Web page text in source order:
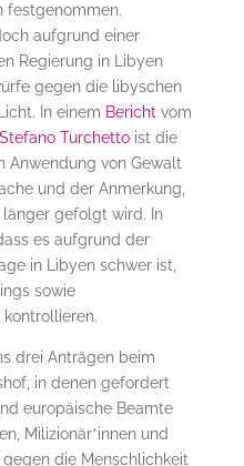
festgenommen.
aufgrund einer
Regierung in Libyen
gegen die libyschen
In einem Berichtvom
Stefano Turchettoist die
Anwendung von Gewalt
und der Anmerkung,
gefolgt wird. In
es aufgrund der
in Libyen schwer ist,
sowie
drei Anträgen beim
in denen gefordert
europäische Beamte
Milizionär*innen und
die Menschlichkeit